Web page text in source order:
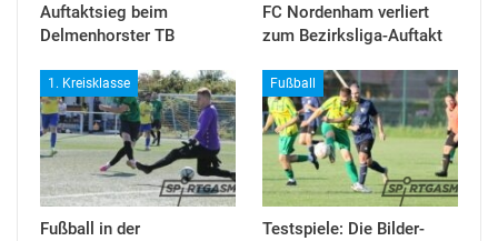
Auftaktsieg beim
Delmenhorster TB
FC Nordenham verliert
zum Bezirksliga-Auftakt
1. Kreisklasse
Fußball in der
Fußball
Testspiele: Die Bilder-